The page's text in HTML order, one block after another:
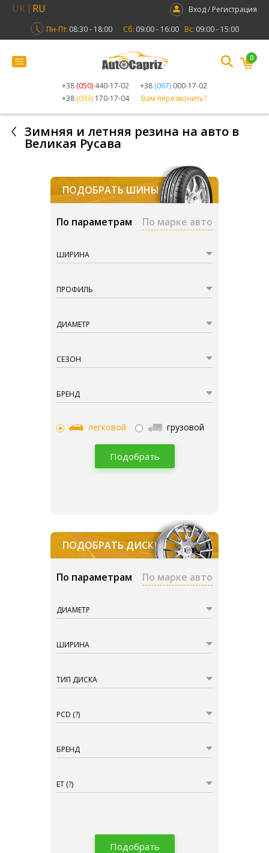
UK RU
Вход / Регистрация
Пн-Пт: 08:30 - 18:00 Сб: 09:00 - 16:00 Вс: 09:00 - 15:00
+38 (050) 440-17-02 +38 (067) 000-17-02
+38 (093) 170-17-04 Вам перезвонить?
0
Зимняя и летняя резина на авто в
Великая Русава
ПОДОБРАТЬ ШИНЫ
По параметрам По марке авто
ШИРИНА
ПРОФИЛЬ
ДИАМЕТР
СЕЗОН
БРЕНД
легковой грузовой
Подобрать
ПОДОБРАТЬ ДИСКИ
По параметрам По марке авто
ДИАМЕТР
ШИРИНА
ТИП ДИСКА
PCD (?)
БРЕНД
ET (?)
Подобрать